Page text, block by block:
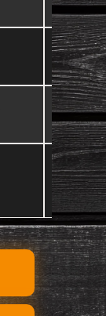
ЛДСП
Склейка
из ЛДСП
Завал